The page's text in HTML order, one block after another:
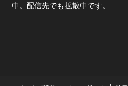
中。配信先でも拡散中です。